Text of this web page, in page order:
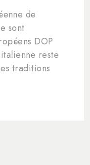
de
sont
DOP
reste
traditions